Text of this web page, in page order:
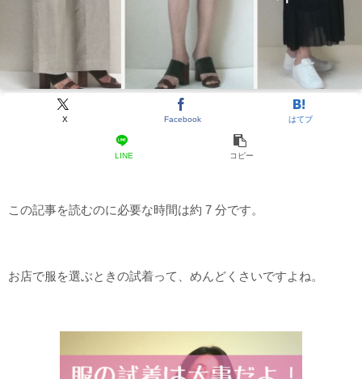
X Facebook はてブ
LINE コピー
この記事を読むのに必要な時間は約 7 分です。
お店で服を選ぶときの試着って、めんどくさいですよね。